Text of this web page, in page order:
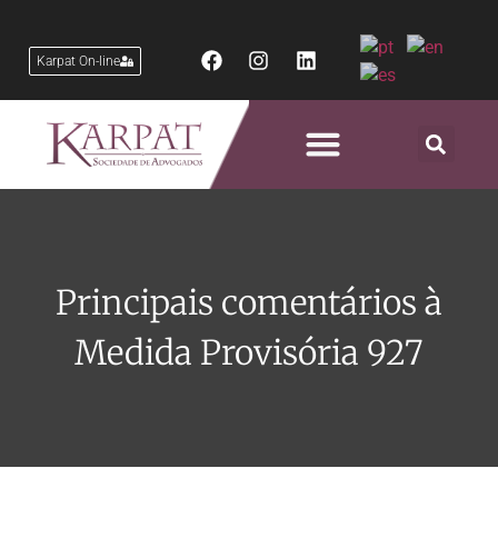
Karpat On-line
Principais comentários à
Medida Provisória 927